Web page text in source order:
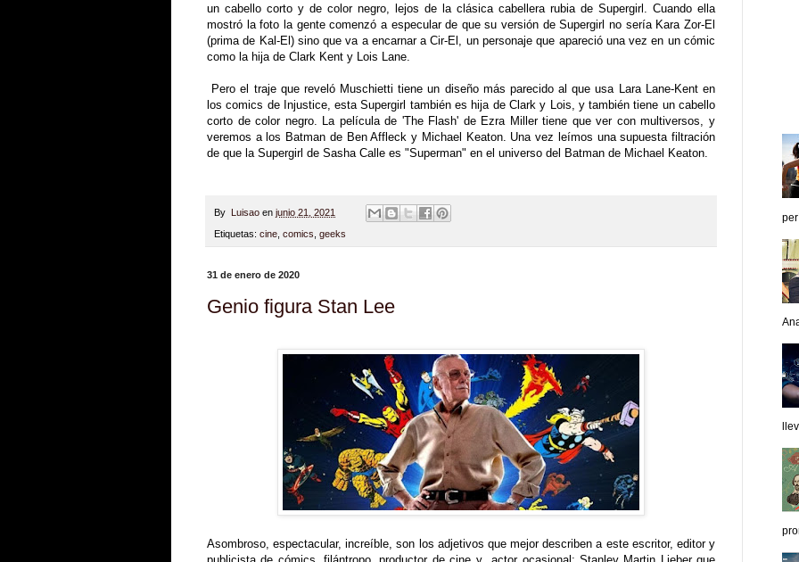
un cabello corto y de color negro, lejos de la clásica cabellera rubia de Supergirl. Cuando ella
mostró la foto la gente comenzó a especular de que su versión de Supergirl no sería Kara Zor-El
(prima de Kal-El) sino que va a encarnar a Cir-El, un personaje que apareció una vez en un cómic
como la hija de Clark Kent y Lois Lane.
Pero el traje que reveló Muschietti tiene un diseño más parecido al que usa Lara Lane-Kent en
los comics de Injustice, esta Supergirl también es hija de Clark y Lois, y también tiene un cabello
corto de color negro. La película de 'The Flash' de Ezra Miller tiene que ver con multiversos, y
veremos a los Batman de Ben Affleck y Michael Keaton. Una vez leímos una supuesta filtración
de que la Supergirl de Sasha Calle es "Superman" en el universo del Batman de Michael Keaton.
By Luisao en junio 21, 2021
Etiquetas: cine comics geeks
31 de enero de 2020
Genio figura Stan Lee
Asombroso, espectacular, increíble, son los adjetivos que mejor describen a este escritor, editor y